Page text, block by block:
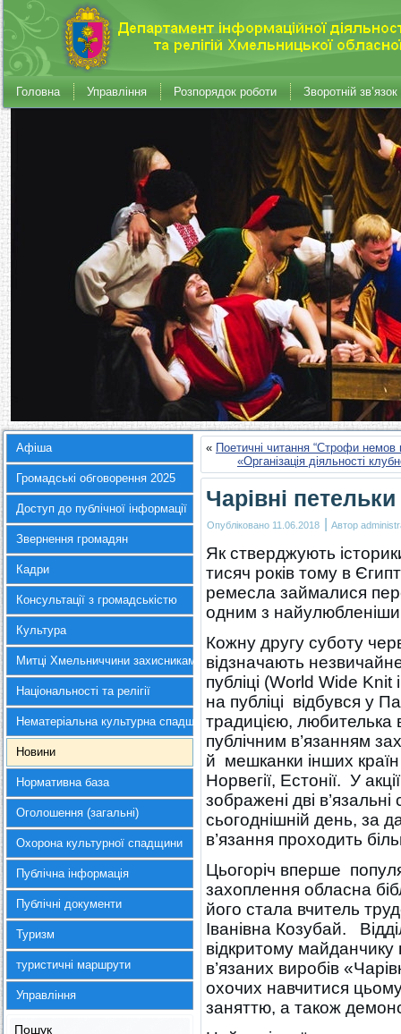
Головна Управління Розпорядок роботи Зворотній зв’язок
Афіша
Громадські обговорення 2025
Доступ до публічної інформації
Звернення громадян
Кадри
Консультації з громадськістю
Культура
Митці Хмельниччини захисникам України
Національності та релігії
Нематеріальна культурна спадщина
Новини
Нормативна база
Оголошення (загальні)
Охорона культурної спадщини
Публічна інформація
Публічні документи
Туризм
туристичні маршрути
Управління
Пошук
« Поетичні читання “Строфи немов
«Організація діяльності
Чарівні петельки
Опубліковано 11.06.2018 | Автор
Як стверджують
тисяч років тому в
ремесла займалися
одним з
Кожну другу суботу
відзначають
публіці (World Wide
на публіці відбувся у
традицією, любителька
публічним в’язанням
й мешканки інших
Норвегії, Естонії. У
зображені дві
сьогоднішній день, за
в’язання проходить
Цьогоріч вперше
захоплення обласна
його стала вчитель
Іванівна Козубай.
відкритому
в’язаних виробів
охочих навчитися
заняттю, а також